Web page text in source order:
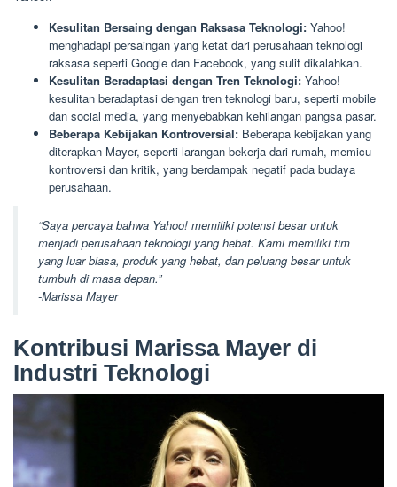
Kesulitan Bersaing dengan Raksasa Teknologi: Yahoo!
menghadapi persaingan yang ketat dari perusahaan teknologi
raksasa seperti Google dan Facebook, yang sulit dikalahkan.
Kesulitan Beradaptasi dengan Tren Teknologi: Yahoo!
kesulitan beradaptasi dengan tren teknologi baru, seperti mobile
dan social media, yang menyebabkan kehilangan pangsa pasar.
Beberapa Kebijakan Kontroversial: Beberapa kebijakan yang
diterapkan Mayer, seperti larangan bekerja dari rumah, memicu
kontroversi dan kritik, yang berdampak negatif pada budaya
perusahaan.
“Saya percaya bahwa Yahoo! memiliki potensi besar untuk
menjadi perusahaan teknologi yang hebat. Kami memiliki tim
yang luar biasa, produk yang hebat, dan peluang besar untuk
tumbuh di masa depan.”
-Marissa Mayer
Kontribusi Marissa Mayer di
Industri Teknologi